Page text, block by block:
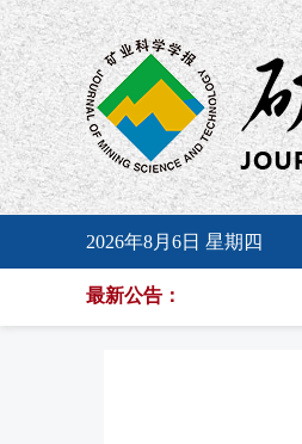
2026年8月6日 星期四
最新公告：